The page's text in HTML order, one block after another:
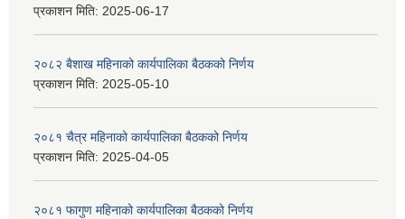
प्रकाशन मिति: 2025-06-17
२०८२ बैशाख महिनाको कार्यपालिका बैठकको निर्णय
प्रकाशन मिति: 2025-05-10
२०८१ चैत्र महिनाको कार्यपालिका बैठकको निर्णय
प्रकाशन मिति: 2025-04-05
२०८१ फागुण महिनाको कार्यपालिका बैठकको निर्णय